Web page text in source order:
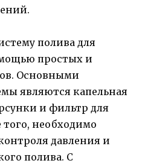
полива для
простых и
Основными
являются капельная
и фильтр для
необходимо
давления и
полива. С